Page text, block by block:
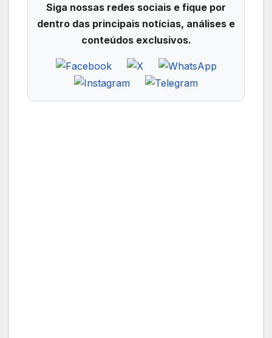
Siga nossas redes sociais e fique por
dentro das principais notícias, análises e
conteúdos exclusivos.